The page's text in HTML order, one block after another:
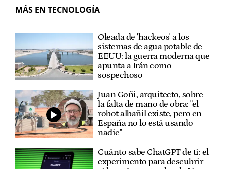
MÁS EN TECNOLOGÍA
Oleada de 'hackeos' a los
sistemas de agua potable de
EEUU: la guerra moderna que
apunta a Irán como
sospechoso
Juan Goñi, arquitecto, sobre
la falta de mano de obra: "el
robot albañil existe, pero en
España no lo está usando
nadie"
Cuánto sabe ChatGPT de ti: el
experimento para descubrir